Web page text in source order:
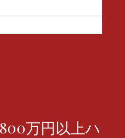
万円以上ハ